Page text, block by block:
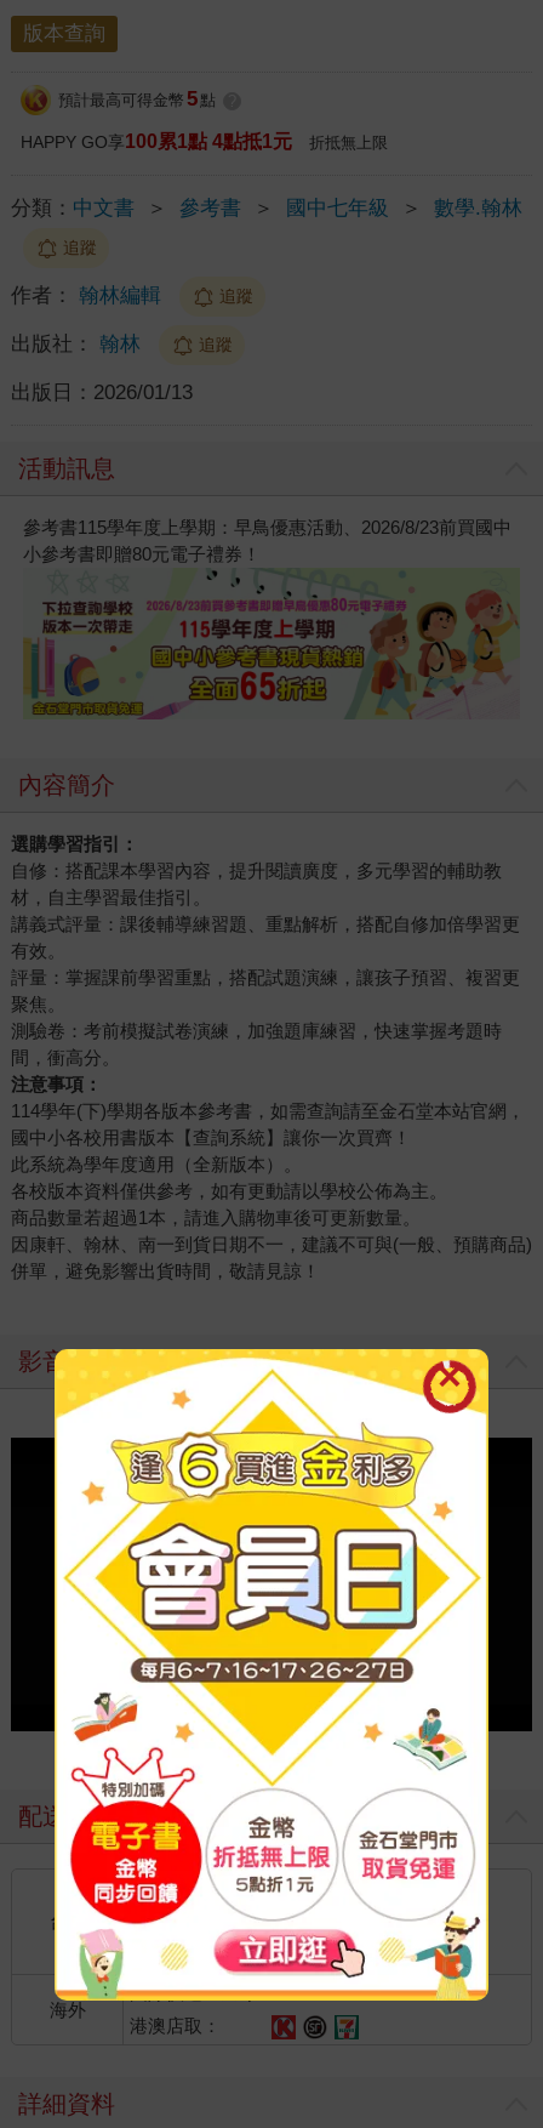
版本查詢
預計最高可得金幣 5 點
HAPPY GO享100累1點 4點抵1元 折抵無上限
分類： 中文書 ＞ 參考書 ＞ 國中七年級 ＞ 數學.翰林
追蹤
作者： 翰林編輯 追蹤
出版社： 翰林 追蹤
出版日： 2026/01/13
活動訊息
參考書115學年度上學期：早鳥優惠活動、2026/8/23前買國中
小參考書即贈80元電子禮券！
內容簡介
選購學習指引：
自修：搭配課本學習內容，提升閱讀廣度，多元學習的輔助教
材，自主學習最佳指引。
講義式評量：課後輔導練習題、重點解析，搭配自修加倍學習更
有效。
評量：掌握課前學習重點，搭配試題演練，讓孩子預習、複習更
聚焦。
測驗卷：考前模擬試卷演練，加強題庫練習，快速掌握考題時
間，衝高分。
注意事項：
114學年(下)學期各版本參考書，如需查詢請至金石堂本站官網，
國中小各校用書版本【查詢系統】讓你一次買齊！
此系統為學年度適用（全新版本）。
各校版本資料僅供參考，如有更動請以學校公佈為主。
商品數量若超過1本，請進入購物車後可更新數量。
因康軒、翰林、南一到貨日期不一，建議不可與(一般、預購商品)
併單，避免影響出貨時間，敬請見諒！
影音介紹
Play video
配送方式
台灣
國內宅配：本島、離島
到店取貨：
不限金額免運費
海外
國際快遞：全球
港澳店取：
詳細資料